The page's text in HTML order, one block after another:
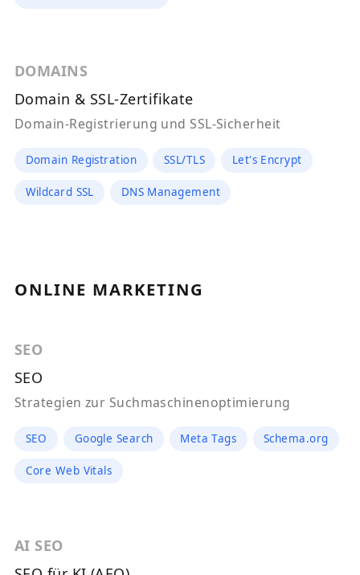
DOMAINS
Domain & SSL-Zertifikate
Domain-Registrierung und SSL-Sicherheit
Domain Registration SSL/TLS Let's Encrypt
Wildcard SSL DNS Management
ONLINE MARKETING
SEO
SEO
Strategien zur Suchmaschinenoptimierung
SEO Google Search Meta Tags Schema.org
Core Web Vitals
AI SEO